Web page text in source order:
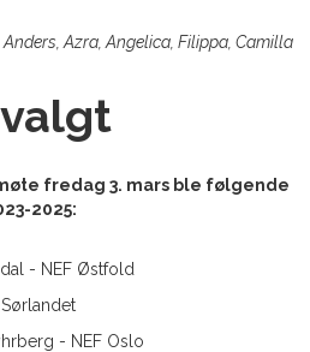
Azra, Angelica, Filippa, Camilla
fredag 3. mars ble følgende
2025:
- NEF Østfold
- NEF Oslo